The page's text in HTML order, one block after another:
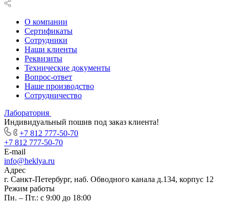
О компании
Сертификаты
Сотрудники
Наши клиенты
Реквизиты
Технические документы
Вопрос-ответ
Наше производство
Сотрудничество
Лаборатория
Индивидуальный пошив под заказ клиента!
+7 812 777-50-70
+7 812 777-50-70
E-mail
info@heklya.ru
Адрес
г. Санкт-Петербург, наб. Обводного канала д.134, корпус 12
Режим работы
Пн. – Пт.: с 9:00 до 18:00